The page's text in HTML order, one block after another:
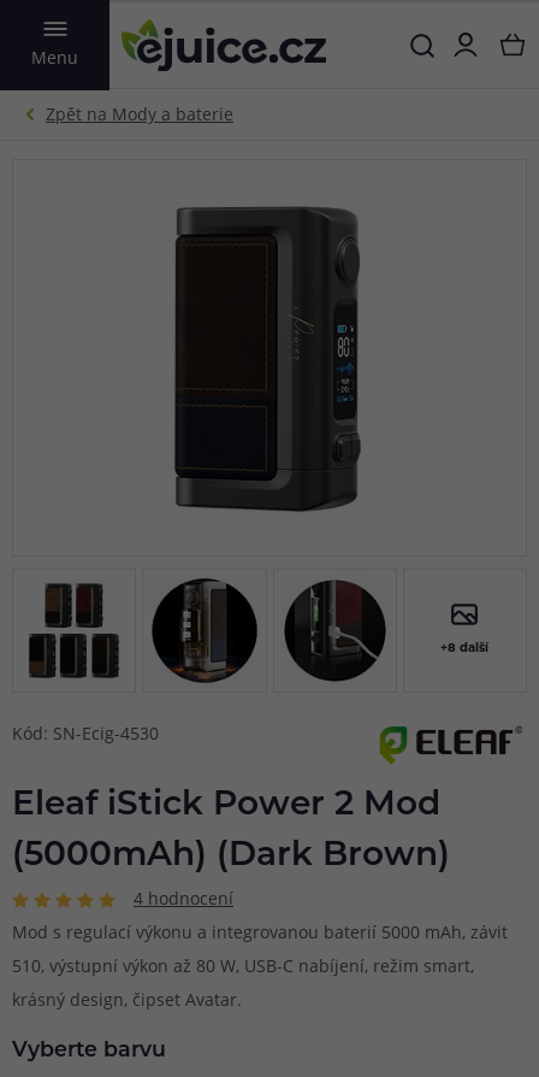
Menu
VYHLEDAT
+8 další
Kód: SN-Ecig-4530
Eleaf iStick Power 2 Mod
(5000mAh) (Dark Brown)
4 hodnocení
Mod s regulací výkonu a integrovanou baterií 5000 mAh, závit
510, výstupní výkon až 80 W, USB-C nabíjení, režim smart,
krásný design, čipset Avatar.
Vyberte barvu